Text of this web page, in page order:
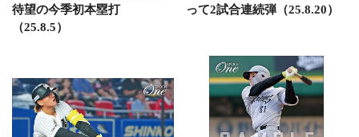
待望の今季初本塁打
（25.8.5）
って2試合連続弾（25.8.20）